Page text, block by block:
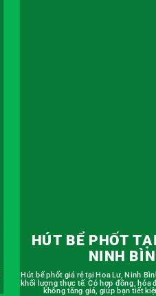
THÔNG TẮC
LƯ, NINH
Gọi là có mặt! Dịch vụ thông tắc
phục vụ 24/7, có mặt sau 15 phút.
cấp tốc, giảm thiểu mọi gián